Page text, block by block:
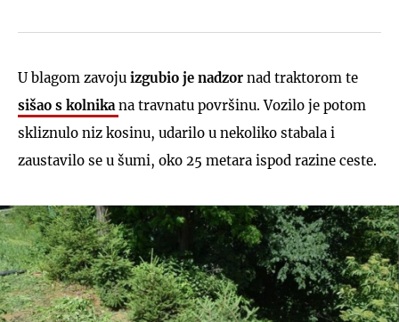
U blagom zavoju izgubio je nadzor nad traktorom te
sišao s kolnika na travnatu površinu. Vozilo je potom
skliznulo niz kosinu, udarilo u nekoliko stabala i
zaustavilo se u šumi, oko 25 metara ispod razine ceste.